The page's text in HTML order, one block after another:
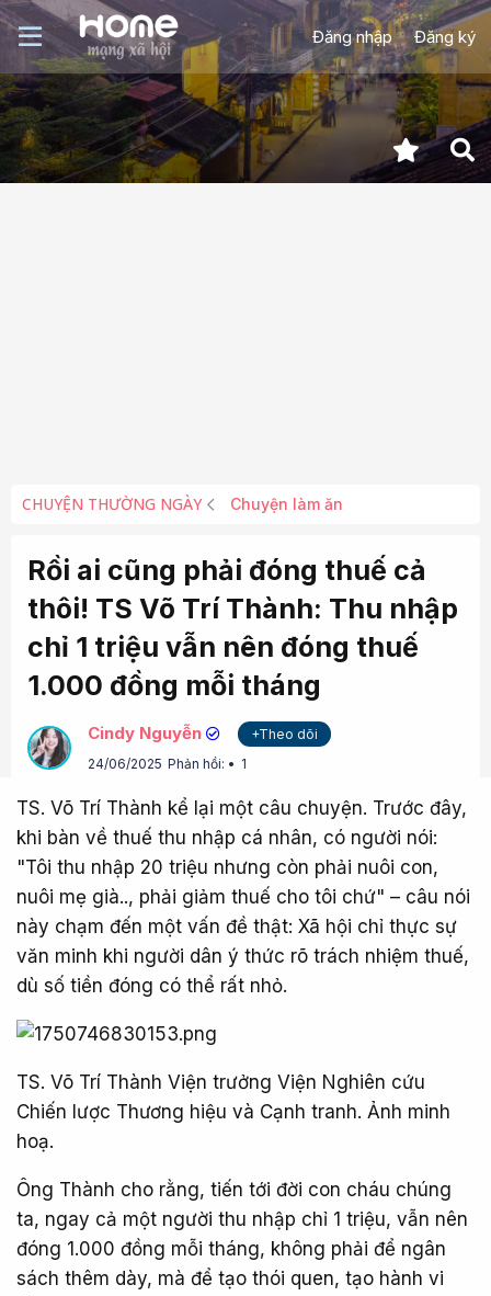
Đăng nhập Đăng ký
CHUYỆN THƯỜNG NGÀY Chuyện làm ăn
Rồi ai cũng phải đóng thuế cả
thôi! TS Võ Trí Thành: Thu nhập
chỉ 1 triệu vẫn nên đóng thuế
1.000 đồng mỗi tháng
Cindy Nguyễn
+Theo dõi
24/06/2025 Phản hồi: 1
TS. Võ Trí Thành kể lại một câu chuyện. Trước đây,
khi bàn về thuế thu nhập cá nhân, có người nói:
"Tôi thu nhập 20 triệu nhưng còn phải nuôi con,
nuôi mẹ già.., phải giảm thuế cho tôi chứ" – câu nói
này chạm đến một vấn đề thật: Xã hội chỉ thực sự
văn minh khi người dân ý thức rõ trách nhiệm thuế,
dù số tiền đóng có thể rất nhỏ.
TS. Võ Trí Thành Viện trưởng Viện Nghiên cứu
Chiến lược Thương hiệu và Cạnh tranh. Ảnh minh
hoạ.
Ông Thành cho rằng, tiến tới đời con cháu chúng
ta, ngay cả một người thu nhập chỉ 1 triệu, vẫn nên
đóng 1.000 đồng mỗi tháng, không phải để ngân
sách thêm dày, mà để tạo thói quen, tạo hành vi